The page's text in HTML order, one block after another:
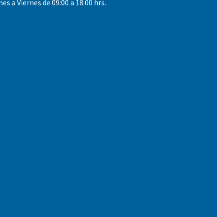
a Viernes de 09:00 a 18:00 hrs.